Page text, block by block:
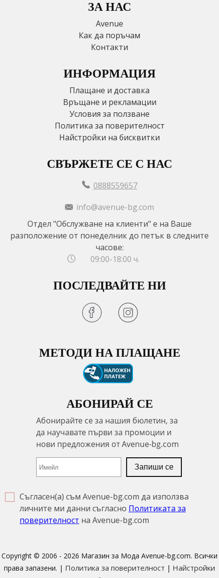
ЗА НАС
Avenue
Как да поръчам
Контакти
ИНФОРМАЦИЯ
Плащане и доставка
Връщане и рекламации
Условия за ползване
Политика за поверителност
Найстройки на бисквитки
СВЪРЖЕТЕ СЕ С НАС
0888559657
info@avenue-bg.com
Отдел "Обслужване на клиенти" е на Ваше
разположение от понеделник до петък в следните
часове:
09:00-18:00 ч.
ПОСЛЕДВАЙТЕ НИ
МЕТОДИ НА ПЛАЩАНЕ
АБОНИРАЙ СЕ
Съгласен(а) съм Avenue-bg.com да използва
личните ми данни съгласно Политиката за
поверителност на Avenue-bg.com
Copyright © 2006 - 2026 Магазин за Мода Avenue-bg.com. Всички
права запазени. | Политика за поверителност | Найстройки